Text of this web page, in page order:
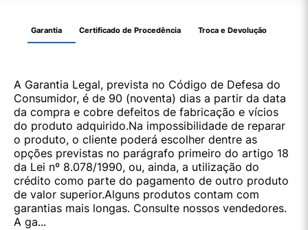
Garantia Certificado de Procedência Troca e Devolução
A Garantia Legal, prevista no Código de Defesa do
Consumidor, é de 90 (noventa) dias a partir da data
da compra e cobre defeitos de fabricação e vícios
do produto adquirido.Na impossibilidade de reparar
o produto, o cliente poderá escolher dentre as
opções previstas no parágrafo primeiro do artigo 18
da Lei nº 8.078/1990, ou, ainda, a utilização do
crédito como parte do pagamento de outro produto
de valor superior.Alguns produtos contam com
garantias mais longas. Consulte nossos vendedores.
A ga...